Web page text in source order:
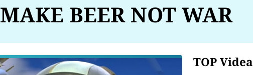
MAKE BEER NOT WAR
TOP Videa